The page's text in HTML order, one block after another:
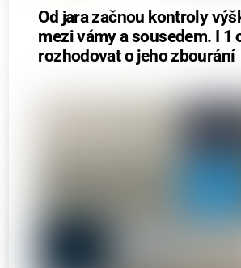
Od jara začnou kontroly
mezi vámy a sousedem. I 1
rozhodovat o jeho zbourání